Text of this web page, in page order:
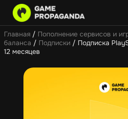
Главная / Пополнение сервисов и
баланса / Подписки / Подписка
12 месяцев